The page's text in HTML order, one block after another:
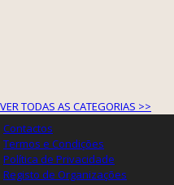
VER TODAS AS CATEGORIAS >>
Contactos
Termos e Condições
Política de Privacidade
Registo de Organizações